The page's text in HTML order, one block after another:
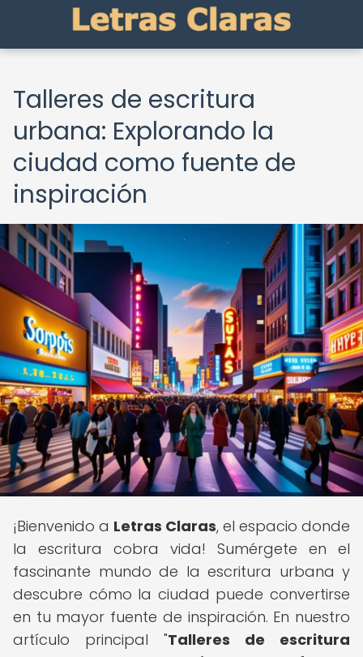
Talleres de escritura
urbana: Explorando la
ciudad como fuente de
inspiración
¡Bienvenido a Letras Claras, el espacio donde
la escritura cobra vida! Sumérgete en el
fascinante mundo de la escritura urbana y
descubre cómo la ciudad puede convertirse
en tu mayor fuente de inspiración. En nuestro
artículo principal "Talleres de escritura